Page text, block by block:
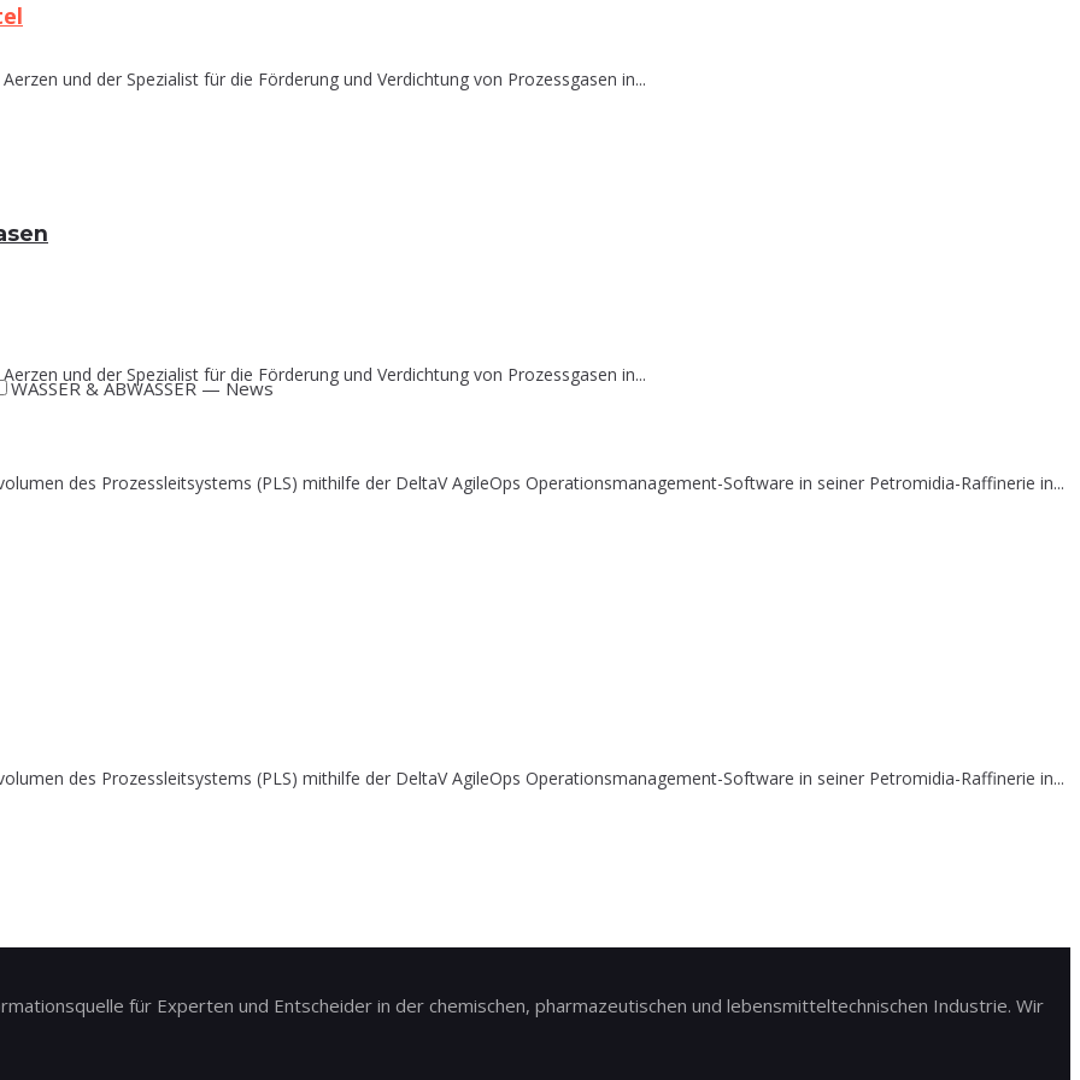
und der Spezialist für die Förderung und Verdichtung von Prozessgasen in...
des Prozessleitsystems (PLS) mithilfe der DeltaV AgileOps Operationsmanagement-Software in seiner Petromidia-Raffinerie in...
und der Spezialist für die Förderung und Verdichtung von Prozessgasen in...
des Prozessleitsystems (PLS) mithilfe der DeltaV AgileOps Operationsmanagement-Software in seiner Petromidia-Raffinerie in...
WASSER & ABWASSER — News
für Experten und Entscheider in der chemischen, pharmazeutischen und lebensmitteltechnischen Industrie. Wir